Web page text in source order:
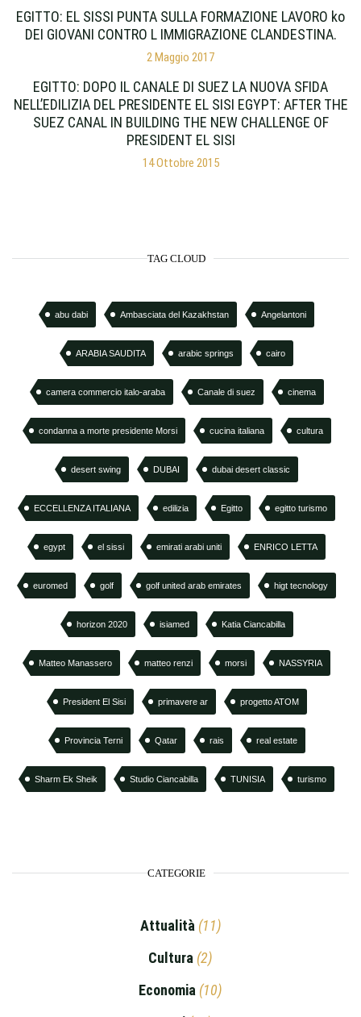
EGITTO: EL SISSI PUNTA SULLA FORMAZIONE LAVORO ko
DEI GIOVANI CONTRO L IMMIGRAZIONE CLANDESTINA.
2 Maggio 2017
EGITTO: DOPO IL CANALE DI SUEZ LA NUOVA SFIDA
NELL’EDILIZIA DEL PRESIDENTE EL SISI EGYPT: AFTER THE
SUEZ CANAL IN BUILDING THE NEW CHALLENGE OF
PRESIDENT EL SISI
14 Ottobre 2015
TAG CLOUD
abu dabi Ambasciata del Kazakhstan Angelantoni
ARABIA SAUDITA arabic springs cairo
camera commercio italo-araba Canale di suez cinema
condanna a morte presidente Morsi cucina italiana cultura
desert swing DUBAI dubai desert classic
ECCELLENZA ITALIANA edilizia Egitto egitto turismo
egypt el sissi emirati arabi uniti ENRICO LETTA
euromed golf golf united arab emirates higt tecnology
horizon 2020 isiamed Katia Ciancabilla
Matteo Manassero matteo renzi morsi NASSYRIA
President El Sisi primavere ar progetto ATOM
Provincia Terni Qatar rais real estate
Sharm Ek Sheik Studio Ciancabilla TUNISIA turismo
CATEGORIE
Attualità (11)
Cultura (2)
Economia (10)